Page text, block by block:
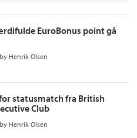
EuroBonus point gå
by Henrik Olsen
statusmatch fra British
Club
by Henrik Olsen